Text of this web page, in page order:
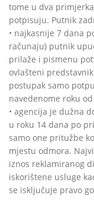
tome u dva
potpisuju. Putnik
• najkasnije 7 dana
računaju) putnik
prilaže i pismenu
ovlašteni
postupak samo
navedenome roku
• agencija je dužna
u roku 14 dana po
samo one pritužbe
mjestu odmora.
iznos reklamiranog
iskorištene usluge
se isključuje pravo